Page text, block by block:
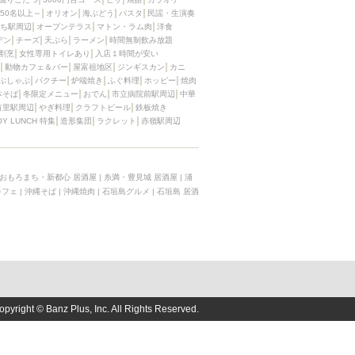
名以上～
オリオン 海ぶどう パスタ
民謡・生演奏
駅周辺
オープンテラス マトン・ラム肉
洋食
ン
チーズ 天ぷら ラーメン
時間無制飲み放題
烹
女性専用トイレあり
入店１時間が安い
動物カフェ＆バー
屋富祖地区 ジンギスカン
カニ
しゃぶ
パクチー 炉端焼き ふぐ料理 ホッピー
焼肉
そば 冬限定メニュー おでん 市立病院前駅周辺
中華
里駅周辺
やぎ料理 クラフトビール 鉄板焼き
LUNCH 特集 造形集団 ラクレット 赤嶺駅周辺
おもろまち・新都心 居酒屋 | 糸満・豊見城 居酒屋 | 浦
ェ | 沖縄そば | 沖縄焼肉 | 石垣島グルメ | 石垣島 居酒
© Banz Plus, Inc. All Rights Reserved.